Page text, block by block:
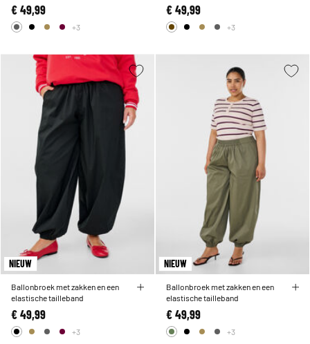
€ 49,99
+3
€ 49,99
+3
NIEUW
Ballonbroek met zakken en een
elastische tailleband
€ 49,99
+3
NIEUW
Ballonbroek met zakken en een
elastische tailleband
€ 49,99
+3